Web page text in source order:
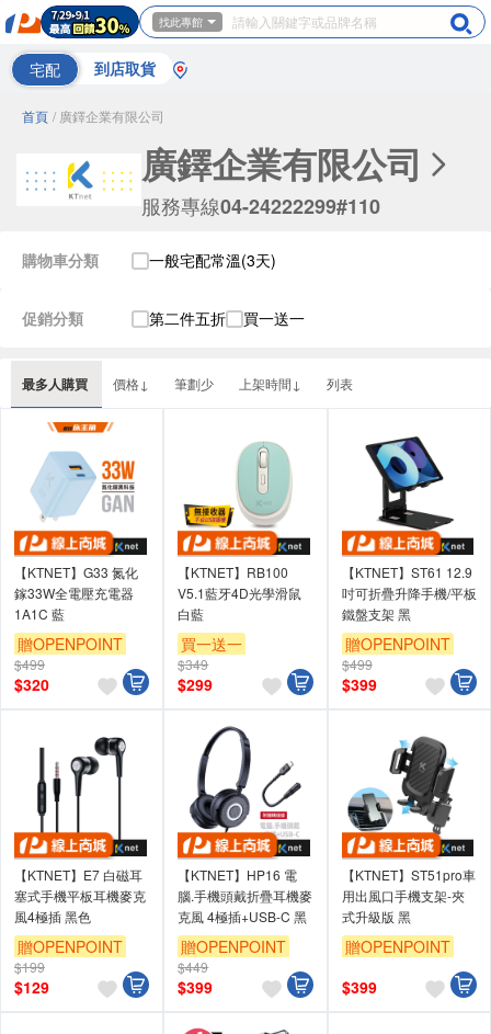
找此專館
宅配 到店取貨
首頁 / 廣鐸企業有限公司
廣鐸企業有限公司
服務專線04-24222299#110
最多人購買 價格↓ 筆劃少 上架時間↓ 列表
購物車分類 一般宅配常溫(3天)
促銷分類 第二件五折 買一送一
【KTNET】G33 氮化
鎵33W全電壓充電器
1A1C 藍
贈OPENPOINT
$499
$320
【KTNET】RB100
V5.1藍牙4D光學滑鼠
白藍
買一送一
贈OPENPOINT
$349
$299
【KTNET】ST61 12.9
吋可折疊升降手機/平板
鐵盤支架 黑
贈OPENPOINT
$499
$399
【KTNET】E7 白磁耳
塞式手機平板耳機麥克
風4極插 黑色
贈OPENPOINT
$199
$129
【KTNET】HP16 電
腦.手機頭戴折疊耳機麥
克風 4極插+USB-C 黑
贈OPENPOINT
$449
$399
【KTNET】ST51pro車
用出風口手機支架-夾
式升級版 黑
贈OPENPOINT
$399